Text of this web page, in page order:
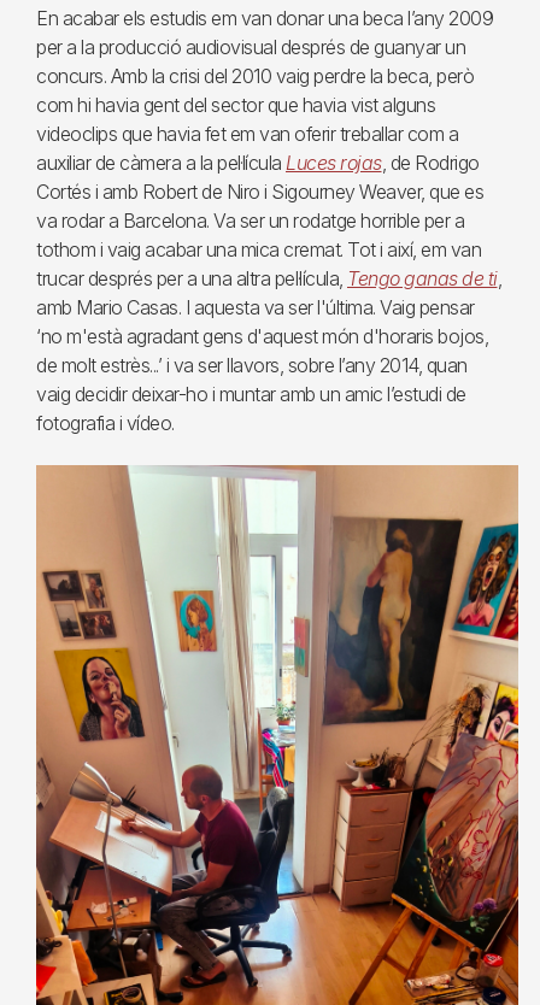
En acabar els estudis em van donar una beca l’any 2009
per a la producció audiovisual després de guanyar un
concurs. Amb la crisi del 2010 vaig perdre la beca, però
com hi havia gent del sector que havia vist alguns
videoclips que havia fet em van oferir treballar com a
auxiliar de càmera a la pel·lícula Luces rojas, de Rodrigo
Cortés i amb Robert de Niro i Sigourney Weaver, que es
va rodar a Barcelona. Va ser un rodatge horrible per a
tothom i vaig acabar una mica cremat. Tot i així, em van
trucar després per a una altra pel·lícula, Tengo ganas de ti,
amb Mario Casas. I aquesta va ser l'última. Vaig pensar
‘no m'està agradant gens d'aquest món d'horaris bojos,
de molt estrès...’ i va ser llavors, sobre l’any 2014, quan
vaig decidir deixar-ho i muntar amb un amic l’estudi de
fotografia i vídeo.